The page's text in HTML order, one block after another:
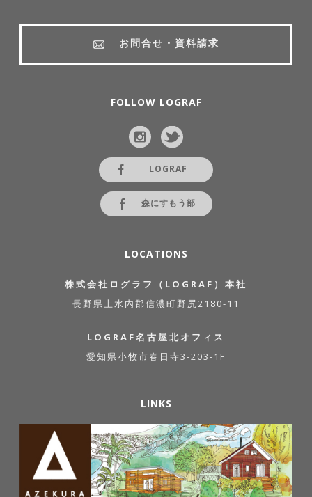
お問合せ・資料請求
FOLLOW LOGRAF
LOGRAF
森にすもう部
LOCATIONS
株式会社ログラフ（LOGRAF）本社
長野県上水内郡信濃町野尻2180-11
LOGRAF名古屋北オフィス
愛知県小牧市春日寺3-203-1F
LINKS